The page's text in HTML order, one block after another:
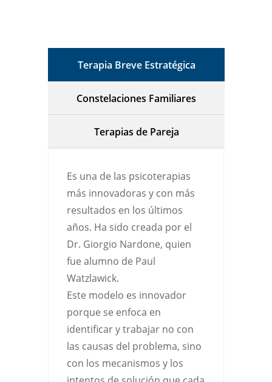
Terapia Breve Estratégica
Constelaciones Familiares
Terapias de Pareja
Es una de las psicoterapias
más innovadoras y con más
resultados en los últimos
años. Ha sido creada por el
Dr. Giorgio Nardone, quien
fue alumno de Paul
Watzlawick.
Este modelo es innovador
porque se enfoca en
identificar y trabajar no con
las causas del problema, sino
con los mecanismos y los